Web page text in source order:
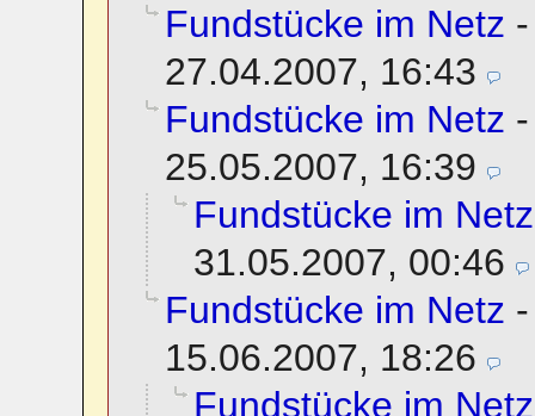
Fundstücke im Netz
27.04.2007, 16:43
Fundstücke im Netz
25.05.2007, 16:39
Fundstücke im Netz
31.05.2007, 00:46
Fundstücke im Netz
15.06.2007, 18:26
Fundstücke im Netz